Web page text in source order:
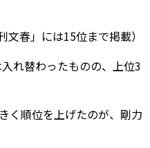
文春」には15位まで掲載）
れ替わったものの、上位3
く順位を上げたのが、剛力